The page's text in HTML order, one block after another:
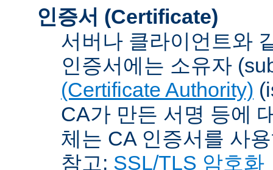
인증서 (Certificate)
서버나 클라이언트와
인증서에는 소유자
(Certificate Authority)
CA가 만든 서명 등에
체는 CA 인증서를 사
참고: SSL/TLS 암호화